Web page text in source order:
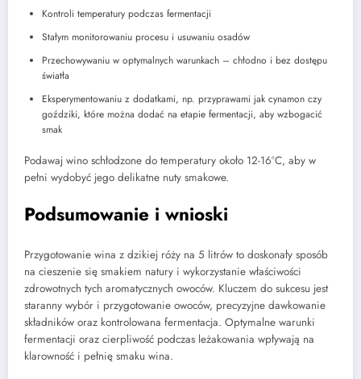
Kontroli temperatury podczas fermentacji
Stałym monitorowaniu procesu i usuwaniu osadów
Przechowywaniu w optymalnych warunkach – chłodno i bez dostępu
światła
Eksperymentowaniu z dodatkami, np. przyprawami jak cynamon czy
goździki, które można dodać na etapie fermentacji, aby wzbogacić
smak
Podawaj wino schłodzone do temperatury około 12-16°C, aby w
pełni wydobyć jego delikatne nuty smakowe.
Podsumowanie i wnioski
Przygotowanie wina z dzikiej róży na 5 litrów to doskonały sposób
na cieszenie się smakiem natury i wykorzystanie właściwości
zdrowotnych tych aromatycznych owoców. Kluczem do sukcesu jest
staranny wybór i przygotowanie owoców, precyzyjne dawkowanie
składników oraz kontrolowana fermentacja. Optymalne warunki
fermentacji oraz cierpliwość podczas leżakowania wpływają na
klarowność i pełnię smaku wina.